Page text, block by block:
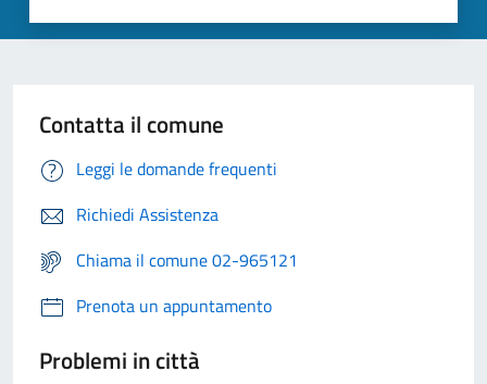
Contatta il comune
Leggi le domande frequenti
Richiedi Assistenza
Chiama il comune 02-965121
Prenota un appuntamento
Problemi in città